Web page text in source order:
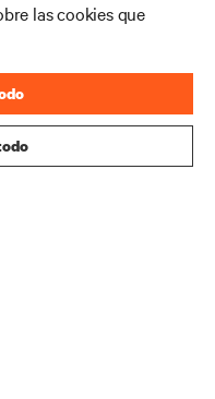
sobre los temas
los últimos debates
gestión de
infraestructuras.
las cookies que